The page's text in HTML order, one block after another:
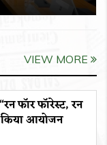
VIEW MORE
फॉर फॉरेस्ट, रन
किया आयोजन